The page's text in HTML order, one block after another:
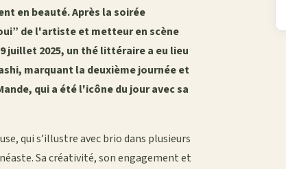
en beauté. Après la soirée
de l'artiste et metteur en scène
juillet 2025, un thé littéraire a eu lieu
marquant la deuxième journée et
qui a été l'icône du jour avec sa
qui s’illustre avec brio dans plusieurs
Sa créativité, son engagement et